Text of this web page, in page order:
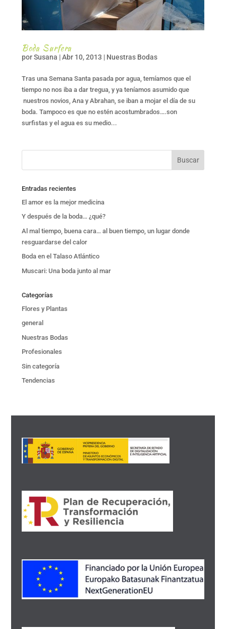
Boda Surfera
porSusana |Abr 10, 2013 | Nuestras Bodas
Tras una Semana Santa pasada por agua, temíamos que el
tiempo no nos iba a dar tregua, y ya teníamos asumido que
nuestros novios, Ana y Abrahan, se iban a mojar el día de su
boda. Tampoco es que no estén acostumbrados….son
surfistas y el agua es su medio...
Entradas recientes
El amor es la mejor medicina
Y después de la boda… ¿qué?
Al mal tiempo, buena cara… al buen tiempo, un lugar donde
resguardarse del calor
Boda en el Talaso Atlántico
Muscari: Una boda junto al mar
Categorías
Flores y Plantas
general
Nuestras Bodas
Profesionales
Sin categoría
Tendencias